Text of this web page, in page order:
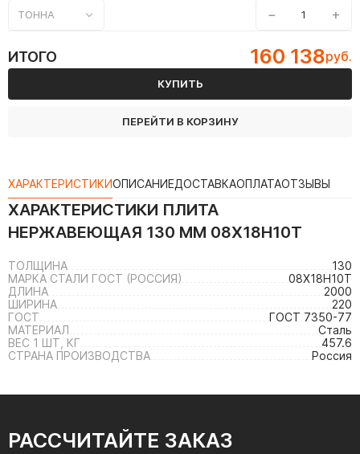
ТОННА − +
ИТОГО 160 138руб.
КУПИТЬ
ПЕРЕЙТИ В КОРЗИНУ
ХАРАКТЕРИСТИКИОПИСАНИЕДОСТАВКАОПЛАТАОТЗЫВЫ
ХАРАКТЕРИСТИКИ ПЛИТА
НЕРЖАВЕЮЩАЯ 130 ММ 08Х18Н10Т
ТОЛЩИНА
130
МАРКА СТАЛИ ГОСТ (РОССИЯ)
08Х18Н10Т
ДЛИНА
2000
ШИРИНА
220
ГОСТ
ГОСТ 7350-77
МАТЕРИАЛ
Сталь
ВЕС 1 ШТ, КГ
457.6
СТРАНА ПРОИЗВОДСТВА
Россия
РАССЧИТАЙТЕ ЗАКАЗ